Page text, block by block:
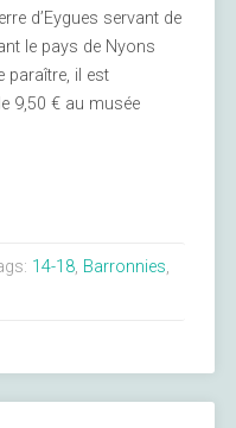
d’Eygues servant de
le pays de Nyons
paraître, il est
9,50 € au musée
14-18, Barronnies,